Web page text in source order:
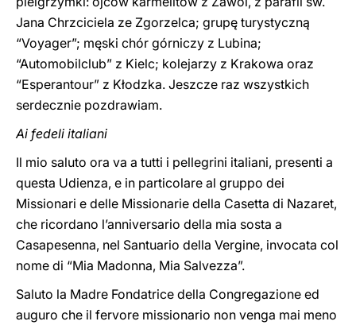
Jana Chrzciciela ze Zgorzelca; grupę turystyczną
“Voyager”; męski chór górniczy z Lubina;
“Automobilclub” z Kielc; kolejarzy z Krakowa oraz
“Esperantour” z Kłodzka. Jeszcze raz wszystkich
serdecznie pozdrawiam.
Ai fedeli italiani
Il mio saluto ora va a tutti i pellegrini italiani, presenti a
questa Udienza, e in particolare al gruppo dei
Missionari e delle Missionarie della Casetta di Nazaret,
che ricordano l’anniversario della mia sosta a
Casapesenna, nel Santuario della Vergine, invocata col
nome di “Mia Madonna, Mia Salvezza”.
Saluto la Madre Fondatrice della Congregazione ed
auguro che il fervore missionario non venga mai meno